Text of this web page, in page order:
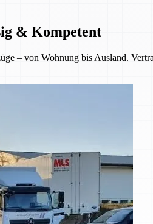
& Kompetent
– von Wohnung bis Ausland.